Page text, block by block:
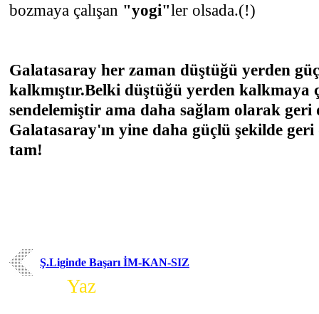
bozmaya çalışan "yogi"ler olsada.(!)
Galatasaray her zaman düştüğü yerden
kalkmıştır.Belki düştüğü yerden kalkmaya
sendelemiştir ama daha sağlam olarak geri
Galatasaray'ın yine daha güçlü şekilde geri
tam!
Ş.Liginde Başarı İM-KAN-SIZ
Yaz